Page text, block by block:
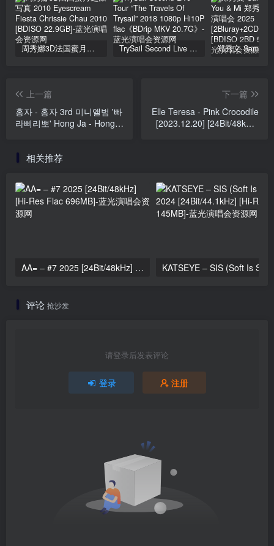
周秀娜3D法国蜜月之旅写真 2010 Eyescream Fiesta Chrissie Chau 2010 [BDISO 22.9GB] TrySail Second Live Tour “The Travels Of Trysail” 2018 1080p Hi10P flac《BDrip MKV 20.7G》
上一篇
홍자 - 홍자 3rd 미니앨범 '빠
라삐리뽀' Hong Ja - Hong
[Hi-Res Flac 468MB]
下一篇
Elle Teresa - Pink Crocodile
[2023.12.20] [24Bit/48kHz]
相关推荐
AA= – #7 2025 [24Bit/48kHz] [Hi-Res Flac 696MB]
评论 抢沙发
请登录后发表评论
登录 注册